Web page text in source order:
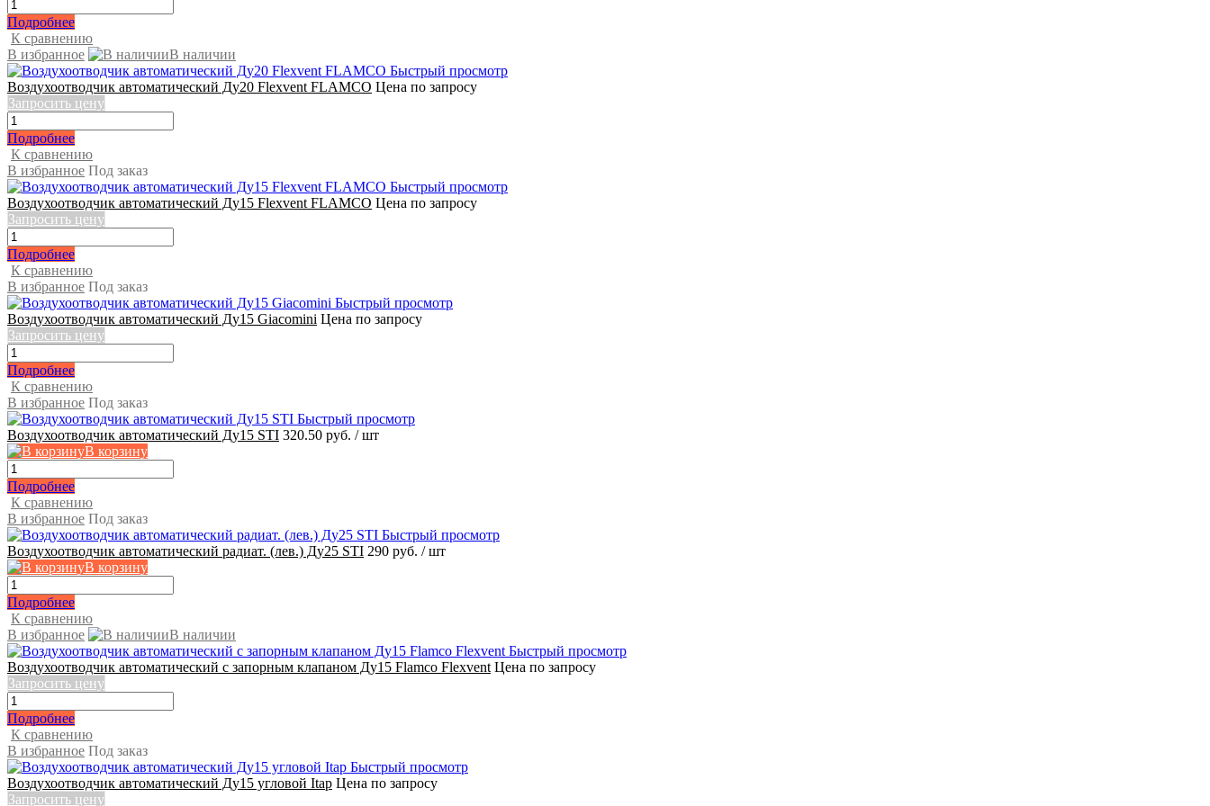
Подробнее
К сравнению
В избранное
В наличии
Быстрый просмотр
Воздухоотводчик автоматический Ду20 Flexvent FLAMCO Цена по запросу
Запросить цену
Подробнее
К сравнению
В избранное Под заказ
Быстрый просмотр
Воздухоотводчик автоматический Ду15 Flexvent FLAMCO Цена по запросу
Запросить цену
Подробнее
К сравнению
В избранное Под заказ
Быстрый просмотр
Воздухоотводчик автоматический Ду15 Giacomini Цена по запросу
Запросить цену
Подробнее
К сравнению
В избранное Под заказ
Быстрый просмотр
Воздухоотводчик автоматический Ду15 STI 320.50 руб. / шт
В корзину
Подробнее
К сравнению
В избранное Под заказ
Быстрый просмотр
Воздухоотводчик автоматический радиат. (лев.) Ду25 STI 290 руб. / шт
В корзину
Подробнее
К сравнению
В избранное
В наличии
Быстрый просмотр
Воздухоотводчик автоматический с запорным клапаном Ду15 Flamco Flexvent Цена по запросу
Запросить цену
Подробнее
К сравнению
В избранное Под заказ
Быстрый просмотр
Воздухоотводчик автоматический Ду15 угловой Itap Цена по запросу
Запросить цену